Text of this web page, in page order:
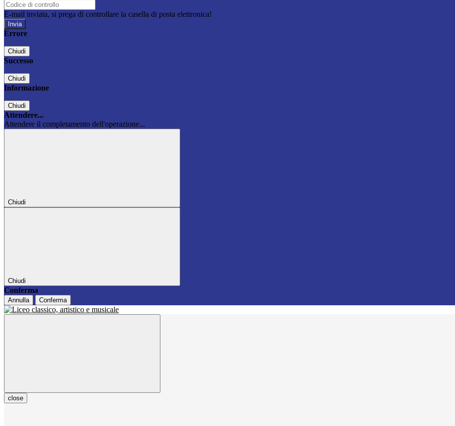
E-mail inviata, si prega di controllare la casella di posta elettronica!
Errore
Chiudi
Successo
Chiudi
Informazione
Chiudi
Attendere...
Attendere il completamento dell'operazione...
Chiudi
Chiudi
Conferma
Annulla Conferma
close